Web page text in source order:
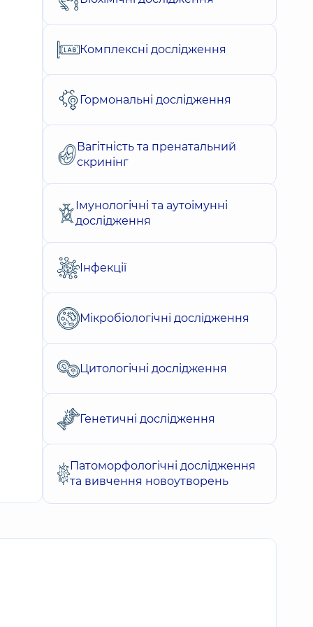
Комплексні дослідження
Гормональні дослідження
Вагітність та пренатальний
скринінг
Імунологічні та аутоімунні
дослідження
Інфекції
Мікробіологічні дослідження
Цитологічні дослідження
Генетичні дослідження
Патоморфологічні дослідження
та вивчення новоутворень